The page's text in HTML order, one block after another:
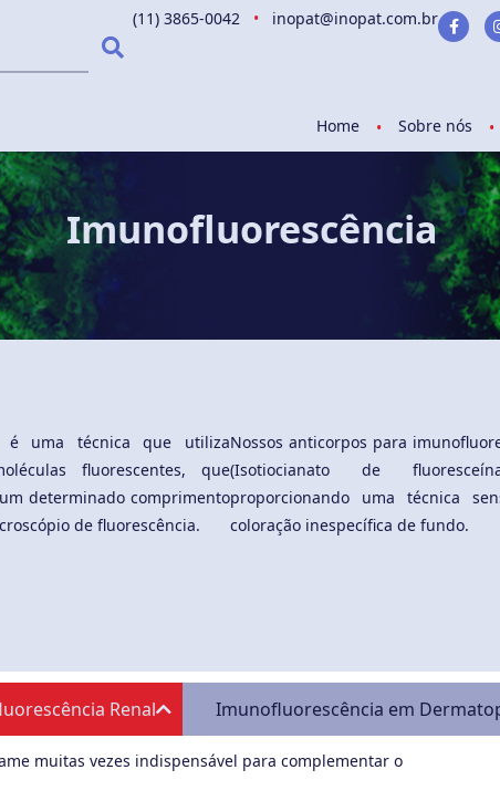
(11) 3865-0042 • inopat@inopat.com.br
Home Sobre nós
Imunofluorescência
é uma técnica que utiliza
fluorescentes, que
determinado comprimento
de fluorescência.
Nossos anticorpos para
(Isotiocianato de
proporcionando uma técnica
coloração inespecífica de fundo.
Renal Imunofluorescência em
muitas vezes indispensável para complementar o